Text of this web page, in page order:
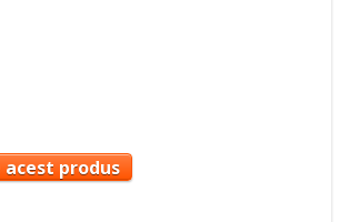
produs